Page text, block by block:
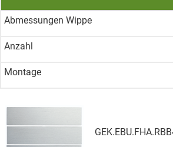
Abmessungen Wippe
Anzahl
Montage